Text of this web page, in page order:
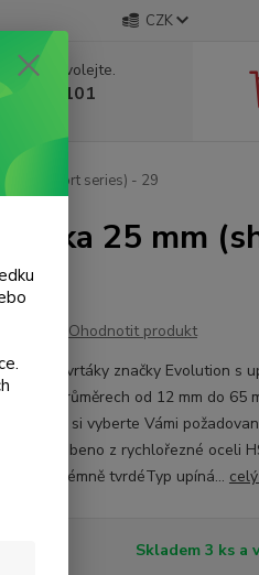
CZK
Zavolejte.
986 101
20 hod.)
mm (short series) - 29
délka 25 mm
Ohodnotit produkt
jádrové vrtáky značky Evolution s
si v průměrech od 12 mm do 65
výše si vyberte Vámi
mm.Vyrobeno z rychlořezné oceli
64 - extrémně tvrdéTyp upíná...
Skladem 3 ks a